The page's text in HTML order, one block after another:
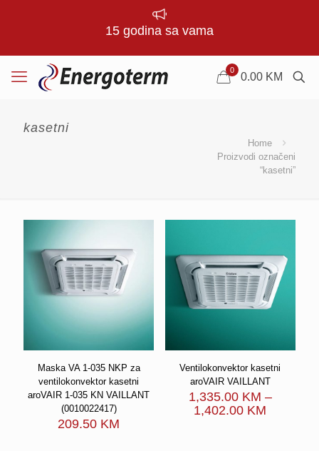
15 godina sa vama
0
0.00 KM
kasetni
Home
Proizvodi označeni
“kasetni”
Maska VA 1-035 NKP za
ventilokonvektor kasetni
aroVAIR 1-035 KN VAILLANT
(0010022417)
209.50 KM
Ventilokonvektor kasetni
aroVAIR VAILLANT
1,335.00 KM –
1,402.00 KM